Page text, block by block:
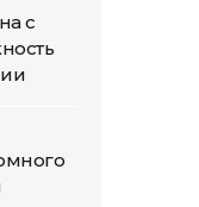
с